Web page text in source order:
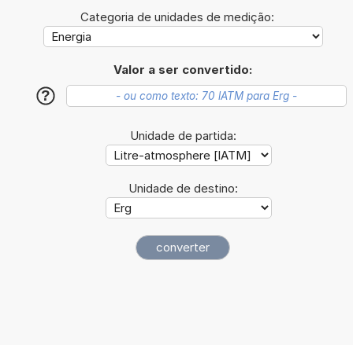
Categoria de unidades de medição:
Valor a ser convertido:
?
Unidade de partida:
Unidade de destino: